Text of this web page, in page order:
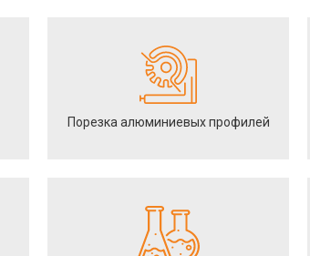
Порезка алюминиевых профилей